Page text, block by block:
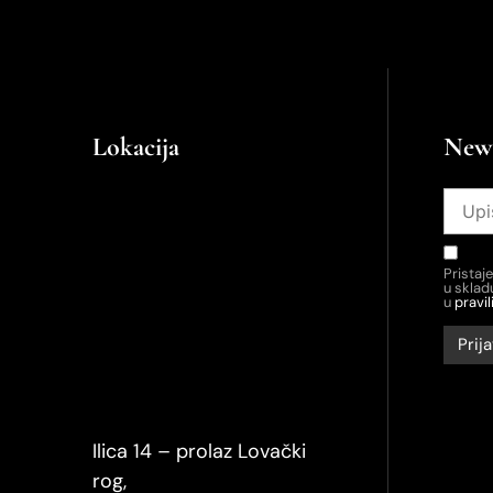
Lokacija
Ilica 14 – prolaz Lovački
rog,
u
u